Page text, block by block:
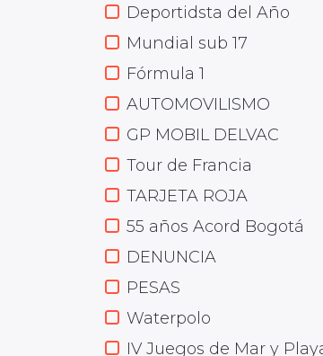
Deportidsta del Año
Mundial sub 17
Fórmula 1
AUTOMOVILISMO
GP MOBIL DELVAC
Tour de Francia
TARJETA ROJA
55 años Acord Bogotá
DENUNCIA
PESAS
Waterpolo
IV Juegos de Mar y